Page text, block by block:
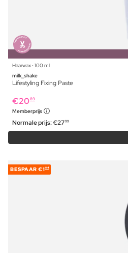
Haarwax ⋅ 100 ml
milk_shake
Lifestyling Fixing Paste
€2089
Memberprijs
Normale prijs:€2799
BESPAAR €184